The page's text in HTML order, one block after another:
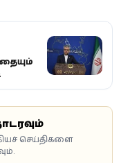
செய்திகளை